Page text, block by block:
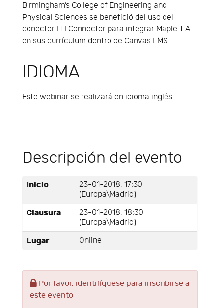
Birmingham’s College of Engineering and
Physical Sciences se benefició del uso del
conector LTI Connector para integrar Maple T.A.
en sus currículum dentro de Canvas LMS.
IDIOMA
Este webinar se realizará en idioma inglés.
Descripción del evento
Inicio
23-01-2018, 17:30
(Europa\Madrid)
Clausura
23-01-2018, 18:30
(Europa\Madrid)
Lugar Online
Por favor, identifíquese para inscribirse a
este evento